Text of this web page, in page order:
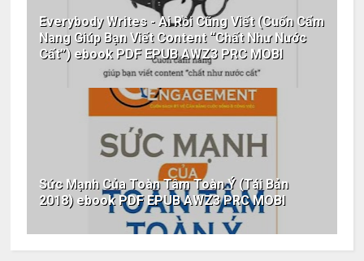
Everybody Writes - Ai Rồi Cũng Viết (Cuốn Cẩm
Nang Giúp Bạn Viết Content “Chất Như Nước
Cất”) ebook PDF EPUB AWZ3 PRC MOBI
Sức Mạnh Của Toàn Tâm Toàn Ý (Tái Bản
2018) ebook PDF EPUB AWZ3 PRC MOBI